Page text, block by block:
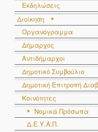
Εκδηλώσεις
Διοίκηση
Οργανόγραμμα
Δήμαρχος
Αντιδήμαρχοι
Δημοτικό Συμβούλιο
Δημοτική Επιτροπή
Κοινότητες
Νομικά Πρόσωπα
Δ.Ε.Υ.Α.Π.